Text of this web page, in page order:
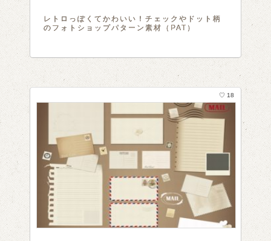
レトロっぽくてかわいい！チェックやドット柄
のフォトショップパターン素材（PAT）
♡ 18